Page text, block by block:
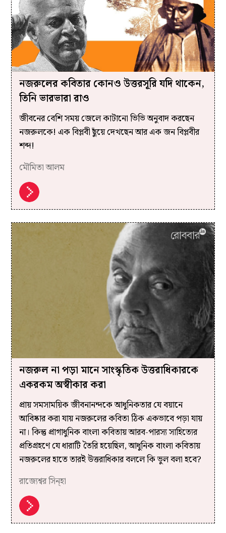
নজরুলের কবিতার কোনও উত্তরসূরি যদি থাকেন,
তিনি ভারভারা রাও
জীবনের বেশি সময় জেলে কাটানো ভিভি অনুবাদ করছেন
নজরুলকে! এক বিপ্লবী ছুঁয়ে দেখছেন আর এক জন বিপ্লবীর
শব্দ!
মৌমিতা আলম
নজরুল না পড়া মানে সাংস্কৃতিক উত্তরাধিকারকে
একরকম অস্বীকার করা
প্রায় সমসাময়িক জীবনানন্দকে আধুনিকতার যে বয়ানে
আবিষ্কার করা যায় নজরুলের কবিতা ঠিক একভাবে পড়া যায়
না। কিন্তু প্রাগাধুনিক বাংলা কবিতায় আরব-পারস্য সাহিত্যের
প্রতিগ্রহণে যে ধারাটি তৈরি হয়েছিল, আধুনিক বাংলা কবিতায়
নজরুলের হাতে তারই উত্তরাধিকার বললে কি ভুল বলা হবে?
রাজ্যেশ্বর সিন্হা